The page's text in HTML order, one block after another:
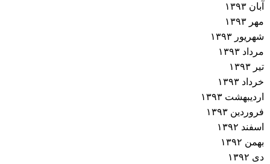
آبان ۱۳۹۳
مهر ۱۳۹۳
شهریور ۱۳۹۳
مرداد ۱۳۹۳
تیر ۱۳۹۳
خرداد ۱۳۹۳
اردیبهشت ۱۳۹۳
فروردین ۱۳۹۳
اسفند ۱۳۹۲
بهمن ۱۳۹۲
دی ۱۳۹۲